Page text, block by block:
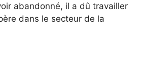
abandonné, il a dû travailler
dans le secteur de la